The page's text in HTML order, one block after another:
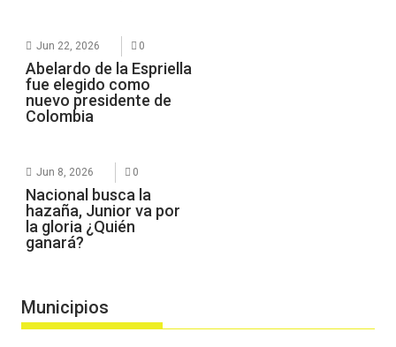
Jun 22, 2026 0
Abelardo de la Espriella
fue elegido como
nuevo presidente de
Colombia
Jun 8, 2026 0
Nacional busca la
hazaña, Junior va por
la gloria ¿Quién
ganará?
Municipios